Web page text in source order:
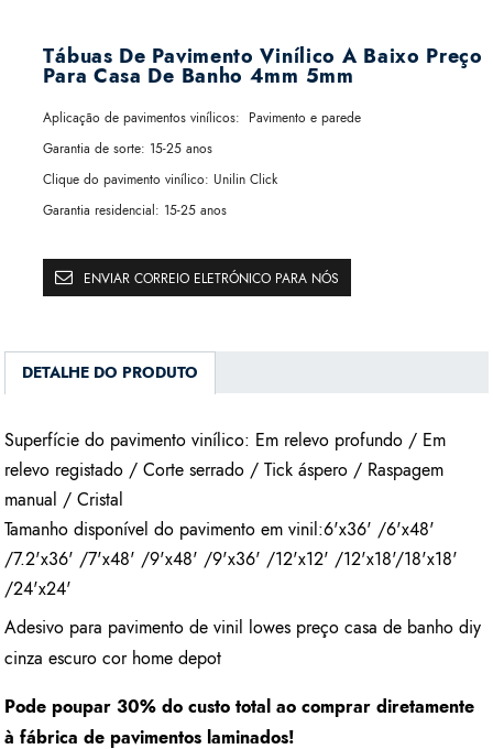
Tábuas De Pavimento Vinílico A Baixo Preço
Para Casa De Banho 4mm 5mm
Aplicação de pavimentos vinílicos: Pavimento e parede
Garantia de sorte: 15-25 anos
Clique do pavimento vinílico: Unilin Click
Garantia residencial: 15-25 anos
ENVIAR CORREIO ELETRÓNICO PARA NÓS
DETALHE DO PRODUTO
Superfície do pavimento vinílico: Em relevo profundo / Em
relevo registado / Corte serrado / Tick áspero / Raspagem
manual / Cristal
Tamanho disponível do pavimento em vinil:6'x36' /6'x48'
/7.2'x36' /7'x48' /9'x48' /9'x36' /12'x12' /12'x18'/18'x18'
/24'x24'
Adesivo para pavimento de vinil lowes preço casa de banho diy
cinza escuro cor home depot
Pode poupar 30% do custo total ao comprar diretamente
à fábrica de pavimentos laminados!